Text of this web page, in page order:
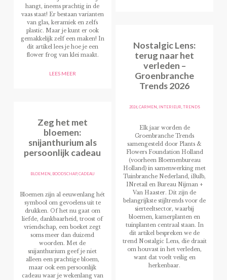
hangt, ineens prachtig in de
vaas staat! Er bestaan varianten
van glas, keramiek en zelfs
plastic. Maar je kunt er ook
gemakkelijk zelf een maken! In
dit artikel lees je hoe je een
flower frog van klei maakt.
LEES MEER
Zeg het met
bloemen:
snijanthurium als
persoonlijk cadeau
BLOEMEN BOODSCHAP,CADEAU
Bloemen zijn al eeuwenlang hét
symbool om gevoelens uit te
drukken. Of het nu gaat om
liefde, dankbaarheid, troost of
vriendschap, een boeket zegt
soms meer dan duizend
woorden. Met de
snijanthurium geef je niet
alleen een prachtige bloem,
maar ook een persoonlijk
cadeau waar je wekenlang van
Nostalgic Lens:
terug naar het
verleden –
Groenbranche
Trends 2026
2026, CARMEN INTERIEUR TRENDS
Elk jaar worden de
Groenbranche Trends
samengesteld door Plants &
Flowers Foundation Holland
(voorheen Bloemenbureau
Holland) in samenwerking met
Tuinbranche Nederland, iBulb,
INretail en Bureau Nijman +
Van Haaster. Dit zijn de
belangrijkste stijltrends voor de
sierteeltsector, waarbij
bloemen, kamerplanten en
tuinplanten centraal staan. In
dit artikel bespreken we de
trend Nostalgic Lens, die draait
om houvast in het verleden,
want dat voelt veilig en
herkenbaar.